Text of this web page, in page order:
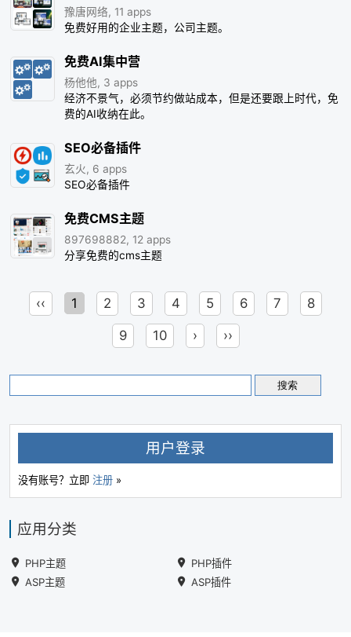
豫唐网络, 11 apps
免费好用的企业主题，公司主题。
免费AI集中营
杨他他, 3 apps
经济不景气，必须节约做站成本，但是还要跟上时代，免
费的AI收纳在此。
SEO必备插件
玄火, 6 apps
SEO必备插件
免费CMS主题
897698882, 12 apps
分享免费的cms主题
‹‹ 1 2 3 4 5 6 7 8
9 10 › ››
用户登录
没有账号？立即 注册 »
应用分类
PHP主题
PHP插件
ASP主题
ASP插件